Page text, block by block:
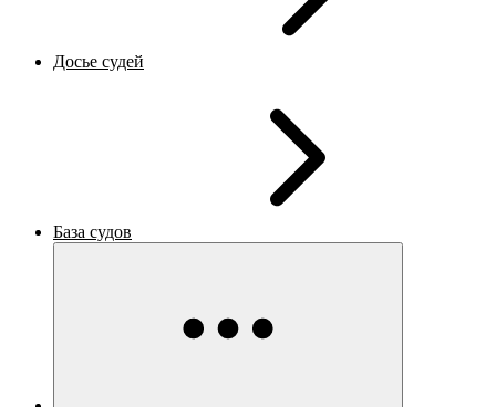
Досье судей
База судов